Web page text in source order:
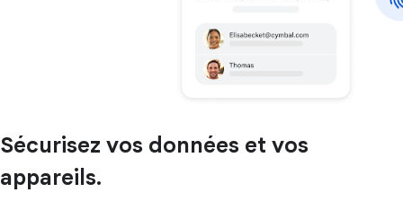
Sécurisez vos données et vos
appareils.